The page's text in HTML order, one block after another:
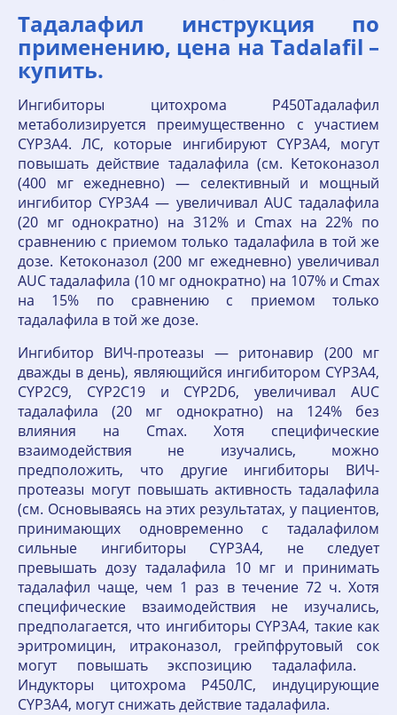
Тадалафил инструкция по
применению, цена на Tadalafil –
купить.
Ингибиторы цитохрома P450Тадалафил
метаболизируется преимущественно с участием
CYP3A4. ЛС, которые ингибируют CYP3A4, могут
повышать действие тадалафила (см. Кетоконазол
(400 мг ежедневно) — селективный и мощный
ингибитор CYP3A4 — увеличивал AUC тадалафила
(20 мг однократно) на 312% и Cmax на 22% по
сравнению с приемом только тадалафила в той же
дозе. Кетоконазол (200 мг ежедневно) увеличивал
AUC тадалафила (10 мг однократно) на 107% и Cmax
на 15% по сравнению с приемом только
тадалафила в той же дозе.
Ингибитор ВИЧ-протеазы — ритонавир (200 мг
дважды в день), являющийся ингибитором CYP3A4,
CYP2C9, CYP2C19 и CYP2D6, увеличивал AUC
тадалафила (20 мг однократно) на 124% без
влияния на Cmax. Хотя специфические
взаимодействия не изучались, можно
предположить, что другие ингибиторы ВИЧ-
протеазы могут повышать активность тадалафила
(см. Основываясь на этих результатах, у пациентов,
принимающих одновременно с тадалафилом
сильные ингибиторы CYP3A4, не следует
превышать дозу тадалафила 10 мг и принимать
тадалафил чаще, чем 1 раз в течение 72 ч. Хотя
специфические взаимодействия не изучались,
предполагается, что ингибиторы CYP3A4, такие как
эритромицин, итраконазол, грейпфрутовый сок
могут повышать экспозицию тадалафила.
Индукторы цитохрома P450ЛС, индуцирующие
CYP3A4, могут снижать действие тадалафила.